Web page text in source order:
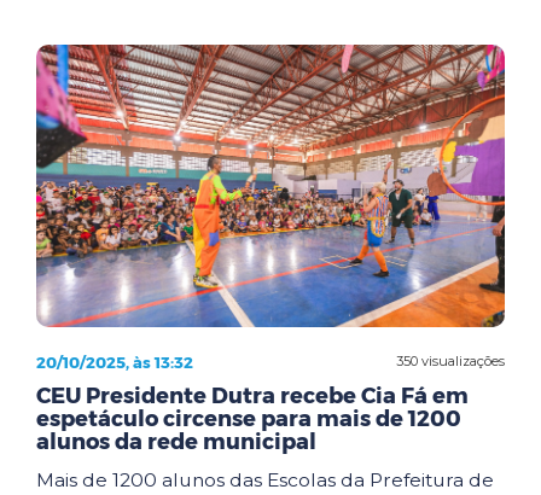
350 visualizações
20/10/2025, às 13:32
CEU Presidente Dutra recebe Cia Fá em
espetáculo circense para mais de 1200
alunos da rede municipal
Mais de 1200 alunos das Escolas da Prefeitura de